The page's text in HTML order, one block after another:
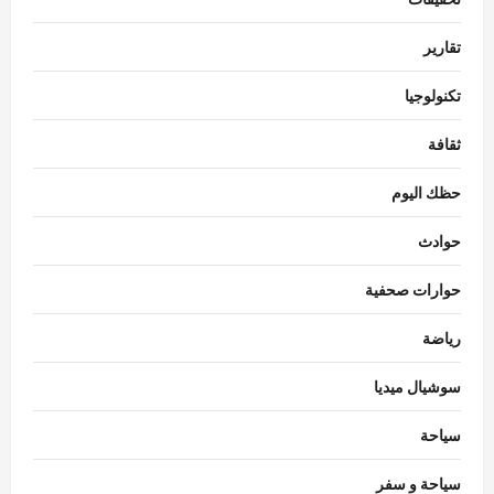
تقارير
تكنولوجيا
ثقافة
حظك اليوم
حوادث
حوارات صحفية
رياضة
سوشيال ميديا
سياحة
سياحة و سفر